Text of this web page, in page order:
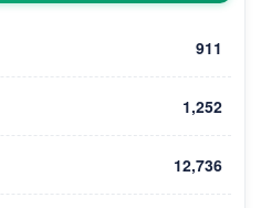
911
1,252
12,736